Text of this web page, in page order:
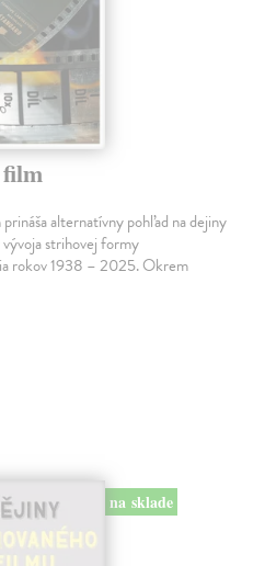
alternatívny pohľad na dejiny
strihovej formy
rokov 1938 – 2025. Okrem
na sklade